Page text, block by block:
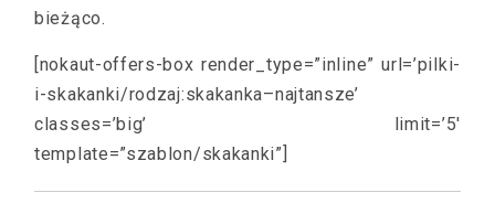
bieżąco.
[nokaut-offers-box render_type=”inline” url=’pilki-
i-skakanki/rodzaj:skakanka–najtansze’
classes=’big’ limit=’5′
template=”szablon/skakanki”]